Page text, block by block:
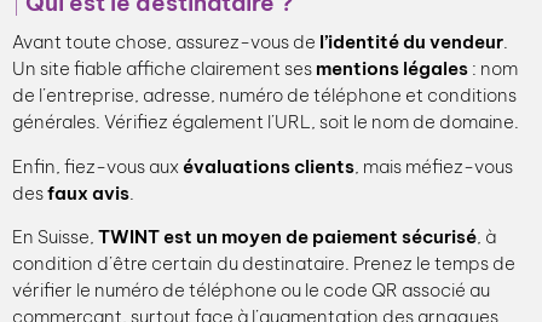
Avant toute chose, assurez-vous de l’identité du vendeur.
Un site fiable affiche clairement ses mentions légales : nom
de l’entreprise, adresse, numéro de téléphone et conditions
générales. Vérifiez également l’URL, soit le nom de domaine.
Enfin, fiez-vous aux évaluations clients , mais méfiez-vous
desfaux avis
En Suisse, TWINTest un moyen de paiement sécurisé, à
condition d’être certain du destinataire. Prenez le temps de
vérifier le numéro de téléphone ou le code QR associé au
commerçant, surtout face à l’augmentation des arnaques